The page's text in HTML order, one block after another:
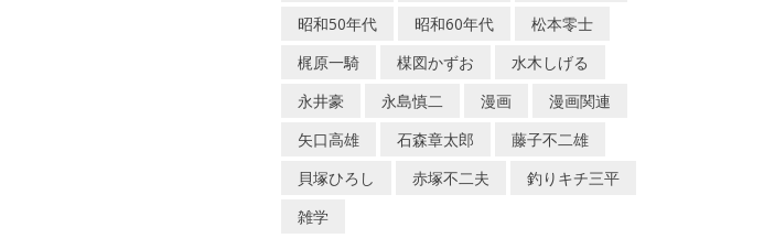
昭和50年代
昭和60年代
松本零士
梶原一騎
楳図かずお
水木しげる
永井豪
永島慎二 漫画
漫画関連
矢口高雄
石森章太郎
藤子不二雄
貝塚ひろし
赤塚不二夫
釣りキチ三平
雑学